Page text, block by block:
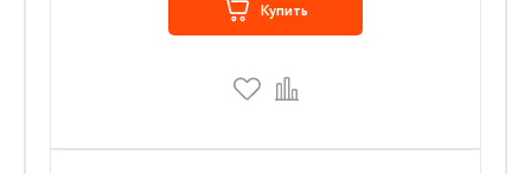
Купить